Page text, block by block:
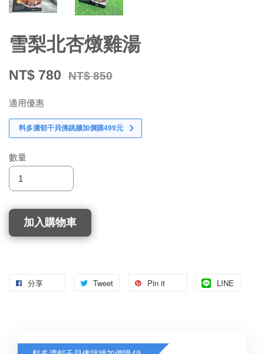
雪梨北杏燉雞湯
NT$ 780 NT$ 850
適用優惠
料多濃郁干貝佛跳牆加價購499元
數量
加入購物車
分享 Tweet Pin it LINE